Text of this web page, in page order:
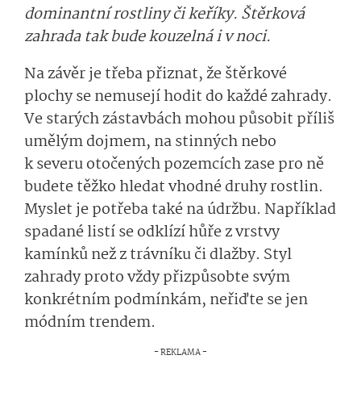
dominantní rostliny či keříky. Štěrková
zahrada tak bude kouzelná i v noci.
Na závěr je třeba přiznat, že štěrkové
plochy se nemusejí hodit do každé zahrady.
Ve starých zástavbách mohou působit příliš
umělým dojmem, na stinných nebo
k severu otočených pozemcích zase pro ně
budete těžko hledat vhodné druhy rostlin.
Myslet je potřeba také na údržbu. Například
spadané listí se odklízí hůře z vrstvy
kamínků než z trávníku či dlažby. Styl
zahrady proto vždy přizpůsobte svým
konkrétním podmínkám, neřiďte se jen
módním trendem.